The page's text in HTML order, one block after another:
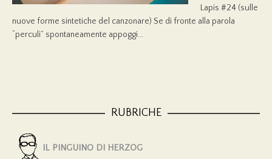
Lapis #24 (sulle
nuove forme sintetiche del canzonare) Se di fronte alla parola
“perculi” spontaneamente appoggi...
RUBRICHE
IL PINGUINO DI HERZOG